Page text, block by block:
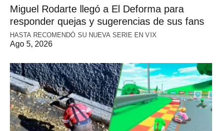
Miguel Rodarte llegó a El Deforma para
responder quejas y sugerencias de sus fans
HASTA RECOMENDÓ SU NUEVA SERIE EN VIX
Ago 5, 2026